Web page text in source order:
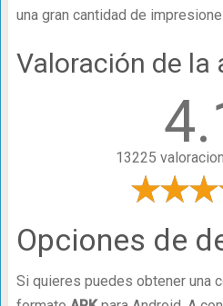
una gran cantidad de
Valoración de la
13225
Opciones de
Si quieres puedes obtener una